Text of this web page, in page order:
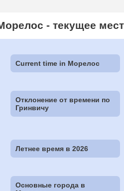
- текущее
Current time in Морелос
Отклонение от времени по
Гринвичу
Летнее время в 2026
Основные города в